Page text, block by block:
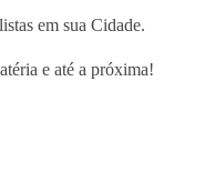
em sua Cidade.
e até a próxima!